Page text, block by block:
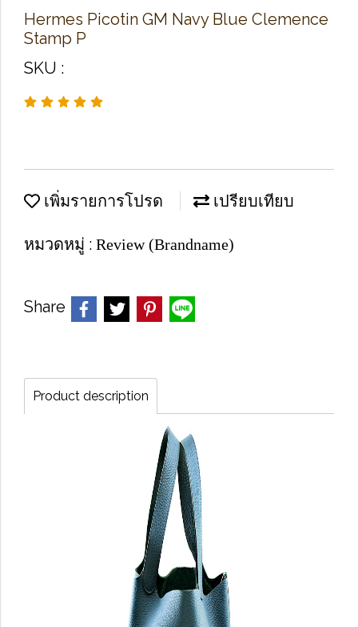
Hermes Picotin GM Navy Blue Clemence
Stamp P
SKU :
เพิ่มรายการโปรด เปรียบเทียบ
หมวดหมู่ : Review (Brandname)
Share
Product description